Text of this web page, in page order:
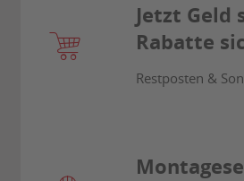
Jetzt Geld
Rabatte
Restposten &